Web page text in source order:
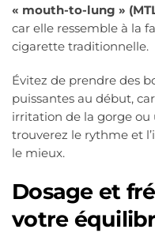
« mouth-to-lung »
car elle ressemble à la
cigarette traditionnelle.
Évitez de prendre des
puissantes au début,
irritation de la gorge ou
trouverez le rythme et
le mieux.
Dosage et
votre